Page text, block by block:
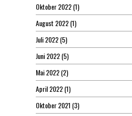
Oktober 2022(1)
August 2022(1)
Juli 2022(5)
Juni 2022(5)
Mai 2022(2)
April 2022(1)
Oktober 2021 (3)